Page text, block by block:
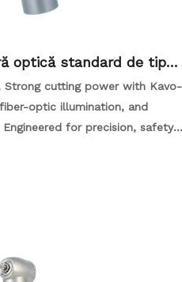
optică standard de tip K
Strong cutting power with Kavo-
optic illumination, and
for precision, safety,